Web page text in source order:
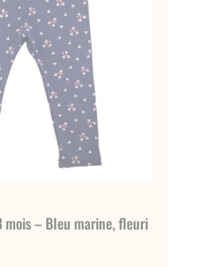
mois – Bleu marine, fleuri